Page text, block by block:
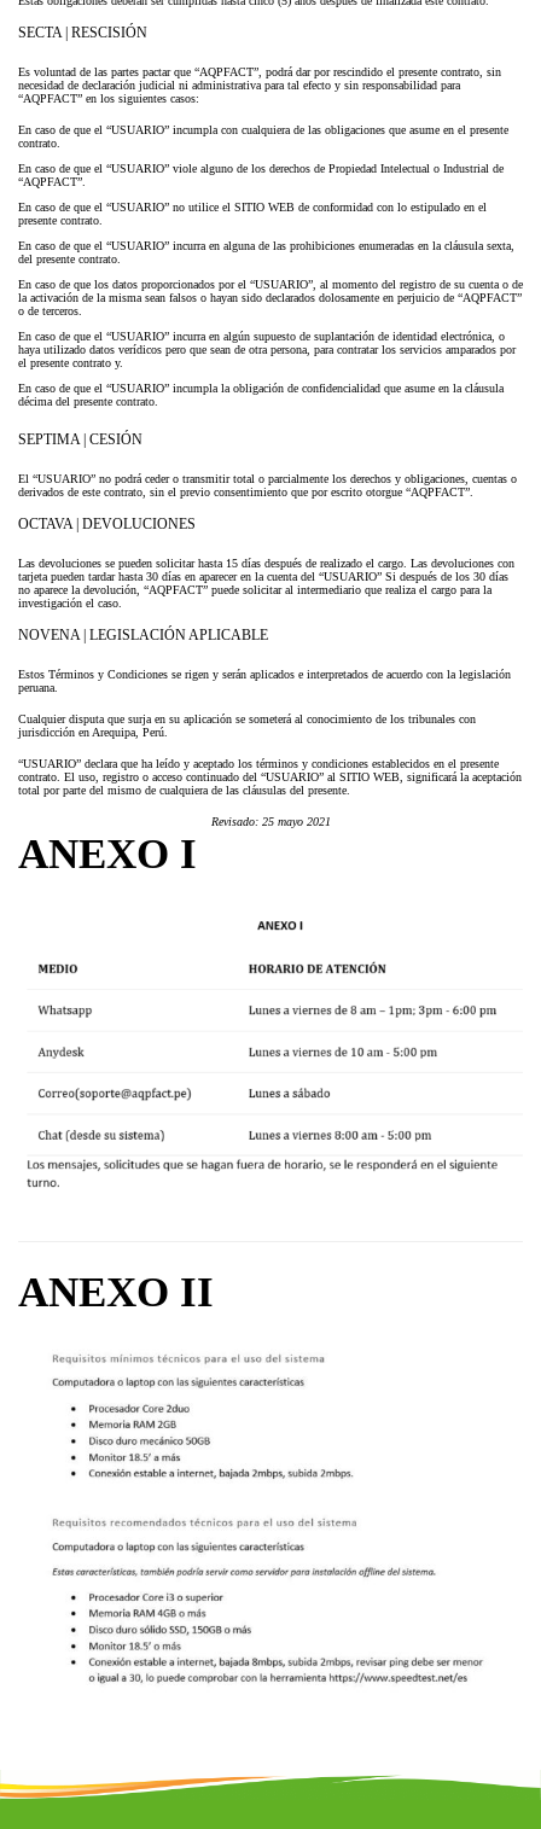
SECTA | RESCISIÓN
Es voluntad de las partes pactar que “AQPFACT”, podrá dar por rescindido el presente contrato, sin
necesidad de declaración judicial ni administrativa para tal efecto y sin responsabilidad para
“AQPFACT” en los siguientes casos:
En caso de que el “USUARIO” incumpla con cualquiera de las obligaciones que asume en el presente
contrato.
En caso de que el “USUARIO” viole alguno de los derechos de Propiedad Intelectual o Industrial de
“AQPFACT”.
En caso de que el “USUARIO” no utilice el SITIO WEB de conformidad con lo estipulado en el
presente contrato.
En caso de que el “USUARIO” incurra en alguna de las prohibiciones enumeradas en la cláusula sexta,
del presente contrato.
En caso de que los datos proporcionados por el “USUARIO”, al momento del registro de su cuenta o de
la activación de la misma sean falsos o hayan sido declarados dolosamente en perjuicio de “AQPFACT”
o de terceros.
En caso de que el “USUARIO” incurra en algún supuesto de suplantación de identidad electrónica, o
haya utilizado datos verídicos pero que sean de otra persona, para contratar los servicios amparados por
el presente contrato y.
En caso de que el “USUARIO” incumpla la obligación de confidencialidad que asume en la cláusula
décima del presente contrato.
SEPTIMA | CESIÓN
El “USUARIO” no podrá ceder o transmitir total o parcialmente los derechos y obligaciones, cuentas o
derivados de este contrato, sin el previo consentimiento que por escrito otorgue “AQPFACT”.
OCTAVA | DEVOLUCIONES
Las devoluciones se pueden solicitar hasta 15 días después de realizado el cargo. Las devoluciones con
tarjeta pueden tardar hasta 30 días en aparecer en la cuenta del “USUARIO” Si después de los 30 días
no aparece la devolución, “AQPFACT” puede solicitar al intermediario que realiza el cargo para la
investigación el caso.
NOVENA | LEGISLACIÓN APLICABLE
Estos Términos y Condiciones se rigen y serán aplicados e interpretados de acuerdo con la legislación
peruana.
Cualquier disputa que surja en su aplicación se someterá al conocimiento de los tribunales con
jurisdicción en Arequipa, Perú.
“USUARIO” declara que ha leído y aceptado los términos y condiciones establecidos en el presente
contrato. El uso, registro o acceso continuado del “USUARIO” al SITIO WEB, significará la aceptación
total por parte del mismo de cualquiera de las cláusulas del presente.
Revisado: 25 mayo 2021
ANEXO I
ANEXO II